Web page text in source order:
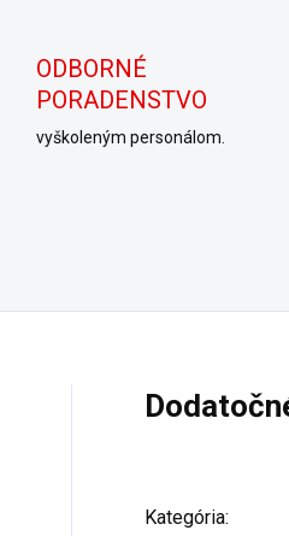
ODBORNÉ
PORADENSTVO
vyškoleným personálom.
Kategória: